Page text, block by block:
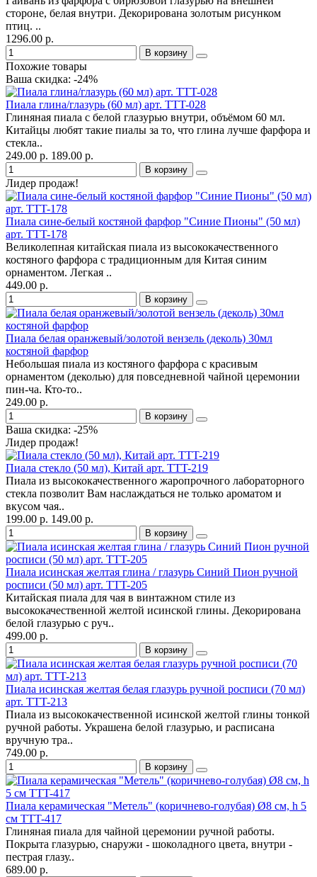
стороне, белая внутри. Декорирована золотым рисунком
птиц. ..
1296.00 р.
В корзину
Похожие товары
Ваша скидка: -24%
Пиала глина/глазурь (60 мл) арт. TTT-028
Глиняная пиала с белой глазурью внутри, объёмом 60 мл.
Китайцы любят такие пиалы за то, что глина лучше фарфора и
стекла..
249.00 р. 189.00 р.
В корзину
Лидер продаж!
Пиала сине-белый костяной фарфор "Синие Пионы" (50 мл)
арт. TTT-178
Великолепная китайская пиала из высококачественного
костяного фарфора с традиционным для Китая синим
орнаментом. Легкая ..
449.00 р.
В корзину
Пиала белая оранжевый/золотой вензель (деколь) 30мл
костяной фарфор
Небольшая пиала из костяного фарфора с красивым
орнаментом (деколью) для повседневной чайной церемонии
пин-ча. Кто-то..
249.00 р.
В корзину
Ваша скидка: -25%
Лидер продаж!
Пиала стекло (50 мл), Китай арт. TTT-219
Пиала из высококачественного жаропрочного лабораторного
стекла позволит Вам наслаждаться не только ароматом и
вкусом чая..
199.00 р. 149.00 р.
В корзину
Пиала исинская желтая глина / глазурь Синий Пион ручной
росписи (50 мл) арт. TTT-205
Китайская пиала для чая в винтажном стиле из
высококачественной желтой исинской глины. Декорирована
белой глазурью с руч..
499.00 р.
В корзину
Пиала исинская желтая белая глазурь ручной росписи (70 мл)
арт. TTT-213
Пиала из высококачественной исинской желтой глины тонкой
ручной работы. Украшена белой глазурью, и расписана
вручную тра..
749.00 р.
В корзину
Пиала керамическая "Метель" (коричнево-голубая) Ø8 см, h 5
см TTT-417
Глиняная пиала для чайной церемонии ручной работы.
Покрыта глазурью, снаружи - шоколадного цвета, внутри -
пестрая глазу..
689.00 р.